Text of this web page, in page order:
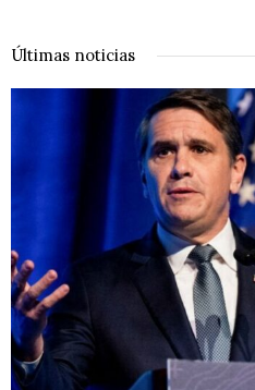
Últimas noticias